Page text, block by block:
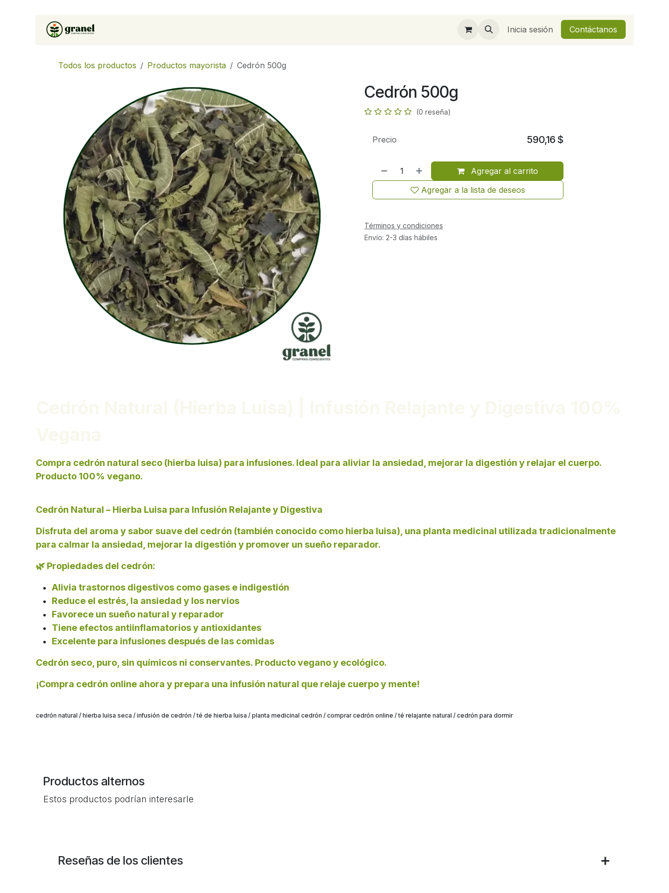
Ir al contenido
Inicia sesión Contáctanos
Todos los productos Productos mayorista Cedrón 500g
Cedrón 500g
(0 reseña)
Agregar al carrito
Agregar a la lista de deseos
Precio 590,16 $
Términos y condiciones
Envío: 2-3 días hábiles
Compra cedrón natural seco (hierba luisa) para infusiones. Ideal para aliviar la ansiedad, mejorar la digestión y relajar el cuerpo.
Producto 100% vegano.
Cedrón Natural – Hierba Luisa para Infusión Relajante y Digestiva
Disfruta del aroma y sabor suave del cedrón (también conocido como hierba luisa), una planta medicinal utilizada tradicionalmente
para calmar la ansiedad, mejorar la digestión y promover un sueño reparador.
🌿 Propiedades del cedrón:
Alivia trastornos digestivos como gases e indigestión
Reduce el estrés, la ansiedad y los nervios
Favorece un sueño natural y reparador
Tiene efectos antiinflamatorios y antioxidantes
Excelente para infusiones después de las comidas
Cedrón seco, puro, sin químicos ni conservantes. Producto vegano y ecológico.
¡Compra cedrón online ahora y prepara una infusión natural que relaje cuerpo y mente!
cedrón natural / hierba luisa seca / infusión de cedrón / té de hierba luisa / planta medicinal cedrón / comprar cedrón online / té relajante natural / cedrón para dormir
Productos alternos
Estos productos podrían interesarle
Reseñas de los clientes